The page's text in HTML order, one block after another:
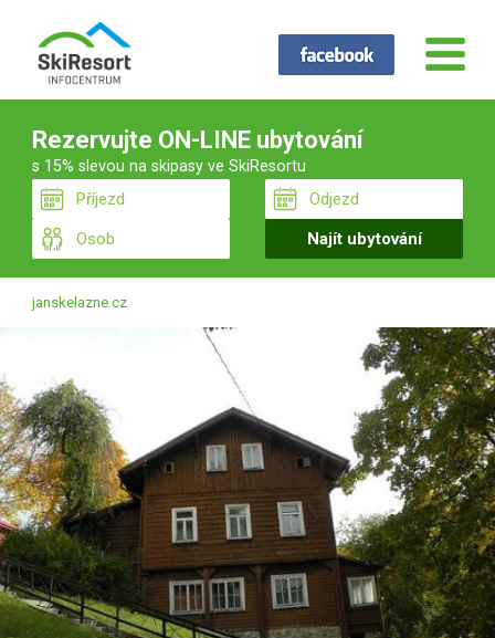
Rezervujte ON-LINE ubytování
s 15% slevou na skipasy ve SkiResortu
janskelazne.cz